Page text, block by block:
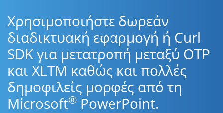
Χρησιμοποιήστε δωρεάν
διαδικτυακή εφαρμογή ή Curl
SDK για μετατροπή μεταξύ OTP
και XLTM καθώς και πολλές
δημοφιλείς μορφές από τη
Microsoft® PowerPoint.